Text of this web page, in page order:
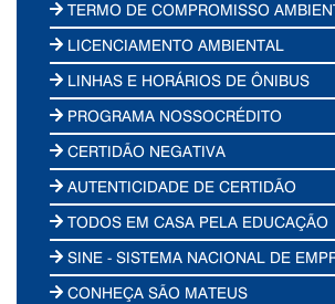
TERMO DE COMPROMISSO
LICENCIAMENTO AMBIENTAL
LINHAS E HORÁRIOS DE ÔNIBUS
PROGRAMA NOSSOCRÉDITO
CERTIDÃO NEGATIVA
AUTENTICIDADE DE CERTIDÃO
TODOS EM CASA PELA EDUCAÇÃO
SINE - SISTEMA NACIONAL DE
CONHEÇA SÃO MATEUS